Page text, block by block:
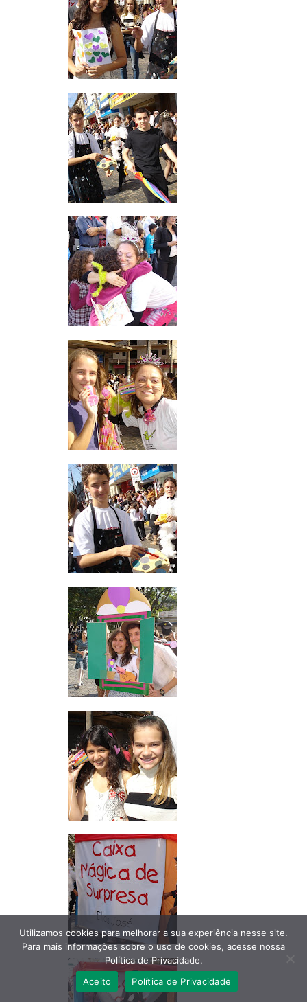
Utilizamos cookies para melhorar a sua experiência nesse site.
Para mais informações sobre o uso de cookies, acesse nossa
Política de Privacidade.
Aceito
Política de Privacidade